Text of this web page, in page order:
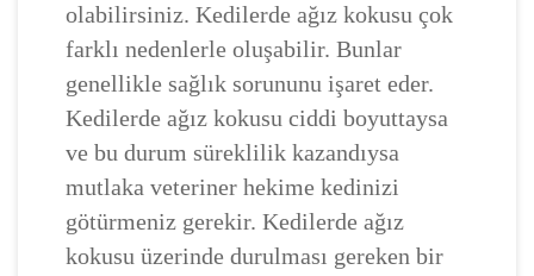
olabilirsiniz. Kedilerde ağız kokusu çok
farklı nedenlerle oluşabilir. Bunlar
genellikle sağlık sorununu işaret eder.
Kedilerde ağız kokusu ciddi boyuttaysa
ve bu durum süreklilik kazandıysa
mutlaka veteriner hekime kedinizi
götürmeniz gerekir. Kedilerde ağız
kokusu üzerinde durulması gereken bir